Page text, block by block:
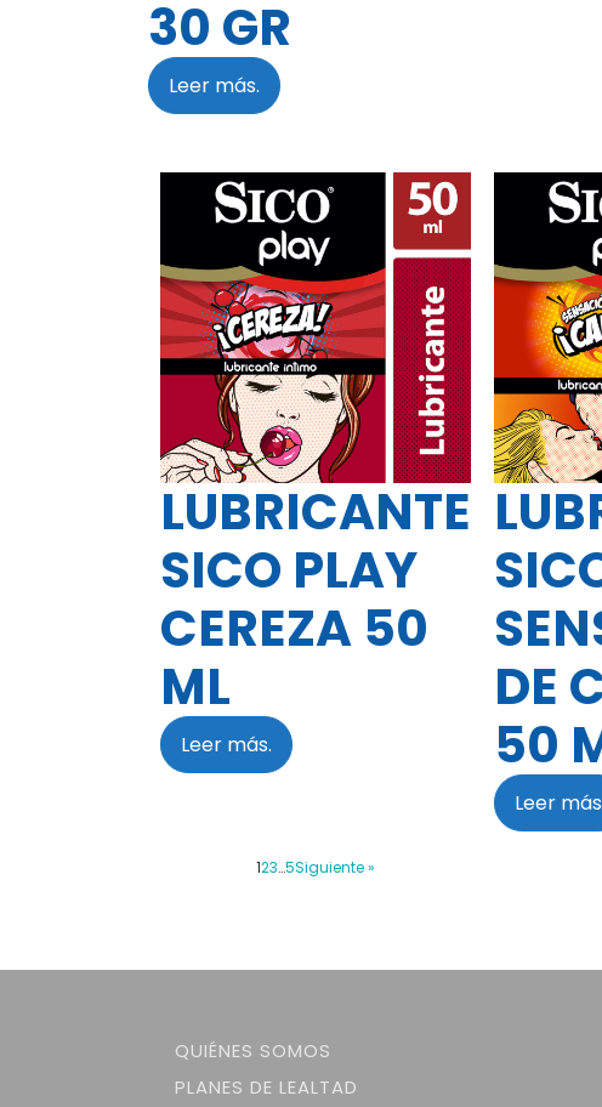
30 GR
Leer más.
LUBRICANTE
SICO PLAY
CEREZA 50
ML
Leer más.
DE
50
Leer
123…5Siguiente »
QUIÉNES SOMOS
PLANES DE LEALTAD